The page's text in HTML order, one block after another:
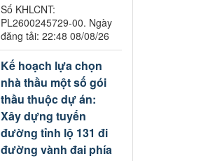
Số KHLCNT:
PL2600245729-00. Ngày
đăng tải: 22:48 08/08/26
Kế hoạch lựa chọn
nhà thầu một số gói
thầu thuộc dự án:
Xây dựng tuyến
đường tỉnh lộ 131 đi
đường vành đai phía